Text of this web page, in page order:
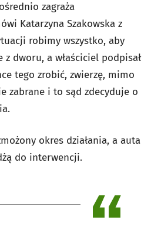
zagraża
Katarzyna Szakowska z
robimy wszystko, aby
z dworu, a właściciel podpisał
tego zrobić, zwierzę, mimo
zabrane i to sąd zdecyduje o
okres działania, a auta
do interwencji.